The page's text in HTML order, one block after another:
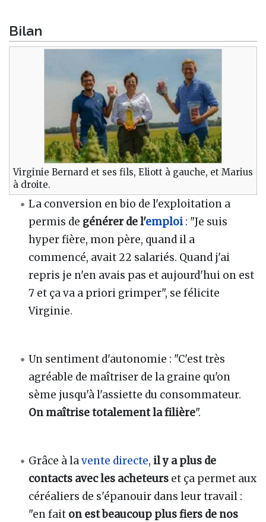
Bilan
Virginie Bernard et ses fils, Eliott à gauche, et Marius
à droite.
La conversion en bio de l'exploitation a
permis de générer de l'emploi : "Je suis
hyper fière, mon père, quand il a
commencé, avait 22 salariés. Quand j'ai
repris je n'en avais pas et aujourd'hui on est
7 et ça va a priori grimper", se félicite
Virginie.
Un sentiment d'autonomie : "C'est très
agréable de maîtriser de la graine qu'on
sème jusqu'à l'assiette du consommateur.
On maîtrise totalement la filière".
Grâce à lavente directe, il y a plus de
contacts avec les acheteurs et ça permet aux
céréaliers de s'épanouir dans leur travail :
"en fait on est beaucoup plus fiers de nos